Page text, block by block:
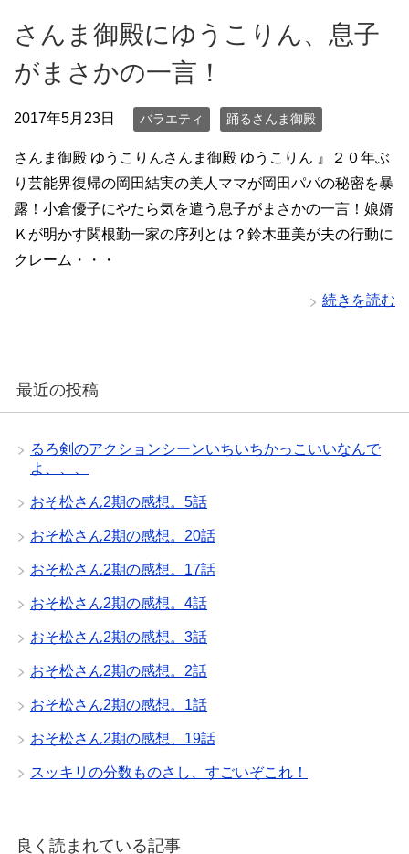
さんま御殿にゆうこりん、息子
がまさかの一言！
2017年5月23日 バラエティ 踊るさんま御殿
さんま御殿 ゆうこりんさんま御殿 ゆうこりん 』２０年ぶ
り芸能界復帰の岡田結実の美人ママが岡田パパの秘密を暴
露！小倉優子にやたら気を遣う息子がまさかの一言！娘婿
Ｋが明かす関根勤一家の序列とは？鈴木亜美が夫の行動に
クレーム・・・
続きを読む
最近の投稿
るろ剣のアクションシーンいちいちかっこいいなんで
よ、、、
おそ松さん2期の感想。5話
おそ松さん2期の感想。20話
おそ松さん2期の感想。17話
おそ松さん2期の感想。4話
おそ松さん2期の感想。3話
おそ松さん2期の感想。2話
おそ松さん2期の感想。1話
おそ松さん2期の感想、19話
スッキリの分数ものさし、すごいぞこれ！
良く読まれている記事